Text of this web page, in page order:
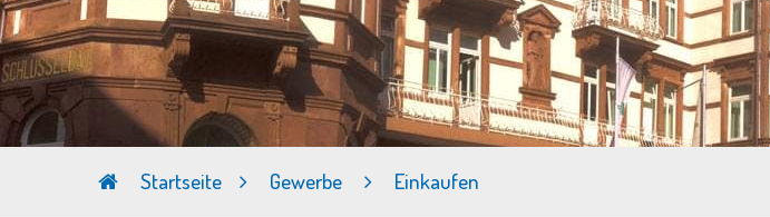
Startseite Gewerbe Einkaufen